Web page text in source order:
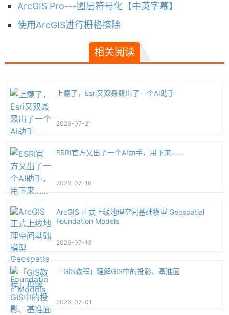
ArcGIS Pro---图层符号化【中英字幕】
使用ArcGIS进行栅格擦除
相关阅读
上瘾了，Esri又双叒叕出了一个AI助手
2026-07-21
ESRI官方又出了一个AI助手，用下来……
2026-07-16
ArcGIS 正式上线地理空间基础模型 Geospatial
Foundation Models
2026-07-13
「GIS教程」理解GIS中的投影、基准面
2026-07-01